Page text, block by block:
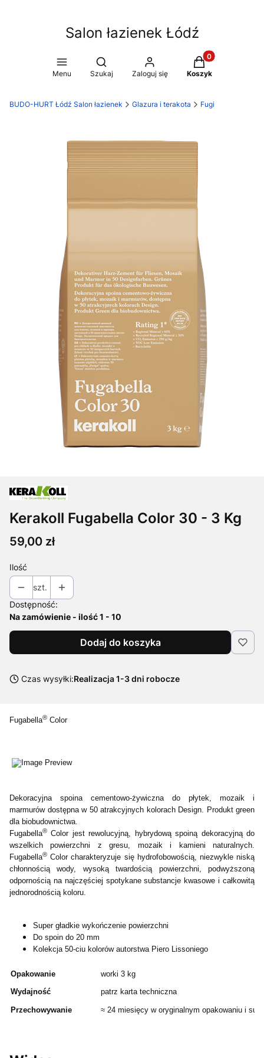
Salon łazienek Łódź
Menu
Otwórz wyszukiwarkę
Szukaj Zaloguj się
Produkty w
Koszyk
BUDO-HURT Łódź Salon łazienek Glazura i terakota Fugi
Kerakoll Fugabella Color 30 - 3 Kg
Cena
59,00 zł
Ilość
szt.
Dostępność:
Na zamówienie - ilość 1 - 10
Dodaj do koszyka
Czas wysyłki:Realizacja 1-3 dni robocze
Fugabella® Color
Dekoracyjna spoina cementowo‑żywiczna do płytek, mozaik i
marmurów dostępna w 50 atrakcyjnych kolorach Design. Produkt green
dla biobudownictwa.
Fugabella® Color jest rewolucyjną, hybrydową spoiną dekoracyjną do
wszelkich powierzchni z gresu, mozaik i kamieni naturalnych.
Fugabella® Color charakteryzuje się hydrofobowością, niezwykle niską
chłonnością wody, wysoką twardością powierzchni, podwyższoną
odpornością na najczęściej spotykane substancje kwasowe i całkowitą
jednorodnością koloru.
Super gładkie wykończenie powierzchni
Do spoin do 20 mm
Kolekcja 50‑ciu kolorów autorstwa Piero Lissoniego
Opakowanie
worki 3 kg
Wydajność
patrz karta techniczna
Przechowywanie ≈ 24 miesięcy w oryginalnym opakowaniu i